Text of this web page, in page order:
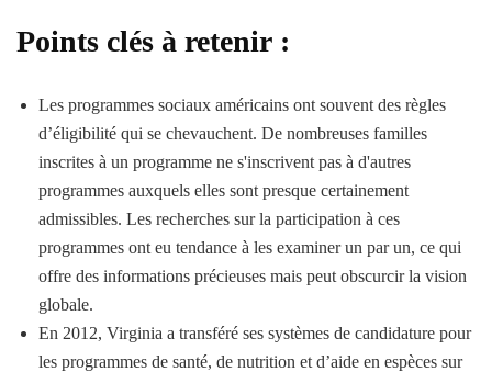
Points clés à retenir :
Les programmes sociaux américains ont souvent des règles
d’éligibilité qui se chevauchent. De nombreuses familles
inscrites à un programme ne s'inscrivent pas à d'autres
programmes auxquels elles sont presque certainement
admissibles. Les recherches sur la participation à ces
programmes ont eu tendance à les examiner un par un, ce qui
offre des informations précieuses mais peut obscurcir la vision
globale.
En 2012, Virginia a transféré ses systèmes de candidature pour
les programmes de santé, de nutrition et d’aide en espèces sur